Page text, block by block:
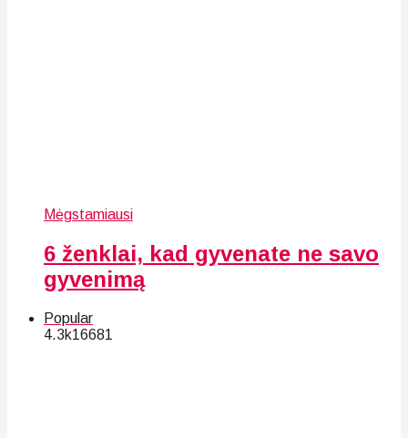
Mėgstamiausi
6 ženklai, kad gyvenate ne savo
gyvenimą
Popular
4.3k16681